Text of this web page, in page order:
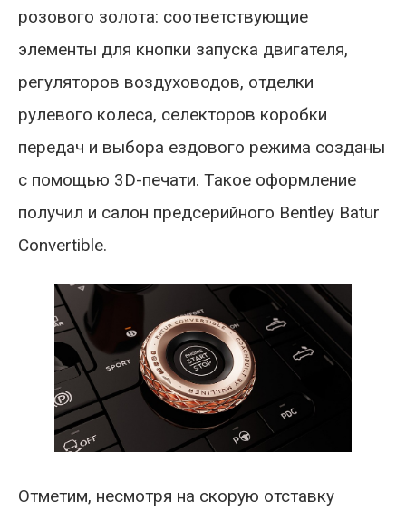
розового золота: соответствующие
элементы для кнопки запуска двигателя,
регуляторов воздуховодов, отделки
рулевого колеса, селекторов коробки
передач и выбора ездового режима созданы
с помощью 3D-печати. Такое оформление
получил и салон предсерийного Bentley Batur
Convertible.
Отметим, несмотря на скорую отставку